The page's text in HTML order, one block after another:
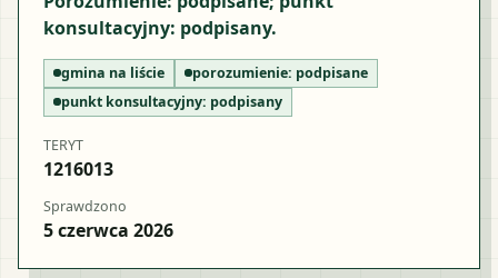
konsultacyjny: podpisany.
gmina na liście porozumienie: podpisane
punkt konsultacyjny: podpisany
TERYT
1216013
Sprawdzono
5 czerwca 2026